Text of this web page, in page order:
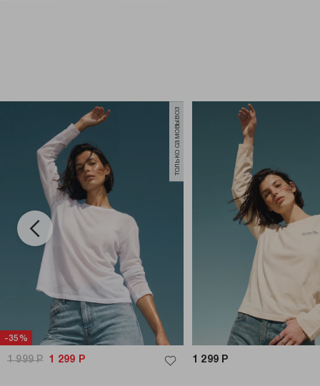
-35%
только самовывоз
1 999Р 1 299 Р 1 299 Р